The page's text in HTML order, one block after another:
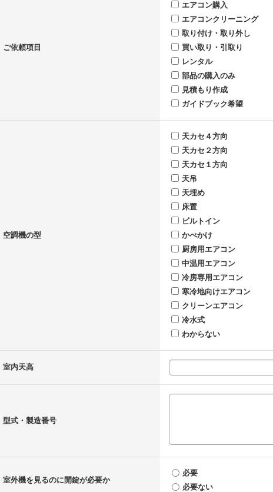
ご依頼項目
エアコン購入
エアコンクリーニング
取り付け・取り外し
買い取り・引取り
レンタル
部品の購入のみ
見積もり作成
ガイドブック希望
空調機の型
天カセ４方向
天カセ２方向
天カセ１方向
天吊
天埋め
床置
ビルトイン
かべかけ
厨房用エアコン
中温用エアコン
冷房専用エアコン
寒冷地向けエアコン
クリーンエアコン
冷水式
わからない
室内天高
型式・製造番号
室外機を見るのに開錠が必要か
必要
必要ない